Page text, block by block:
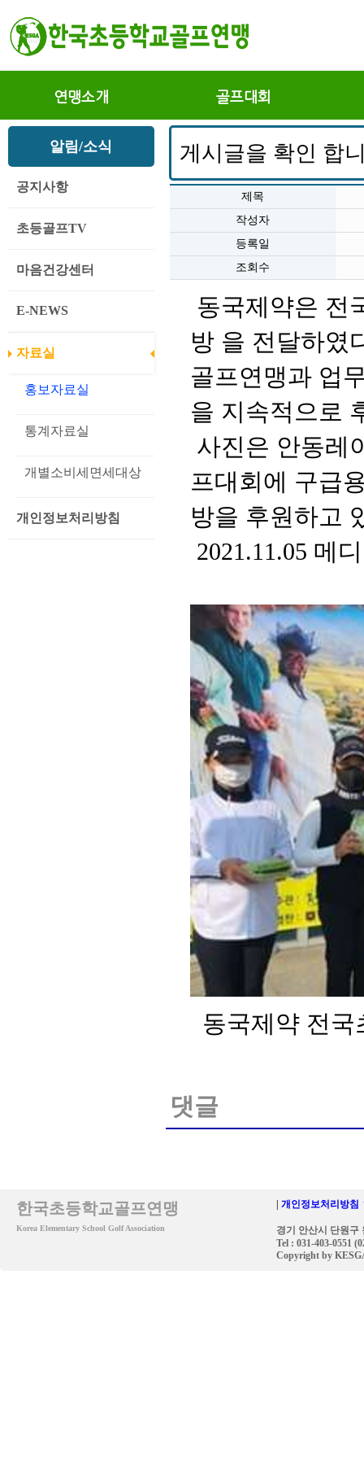
연맹소개 골프대회
알림/소식
공지사항
초등골프TV
마음건강센터
E-NEWS
자료실
홍보자료실
통계자료실
개별소비세면세대상
개인정보처리방침
게시글을 확인 합
제목
작성자
등록일
조회수
동국제약은 전
방 을 전달하였
골프연맹과 업
을 지속적으로
사진은 안동레
프대회에 구급
방을 후원하고
2021.11.05 메
동국제약 전
댓글
한국초등학교골프연맹
Korea Elementary School Golf Association
개인정보처리방
경기 안산시 단원구
Tel : 031-403-0551
Copyright by